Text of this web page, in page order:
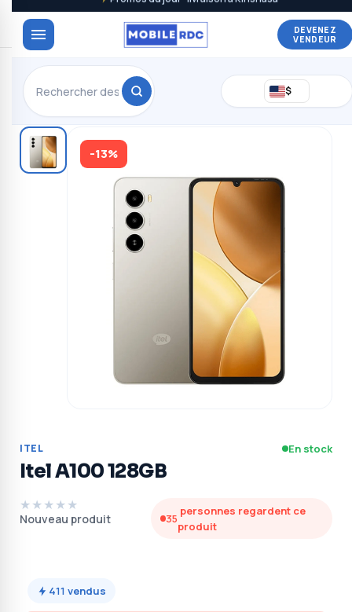
DEVENEZ
VENDEUR
$
-13%
ITEL En stock
Itel A100 128GB
★★★★★
Nouveau produit 35
personnes regardent ce
produit
411 vendus